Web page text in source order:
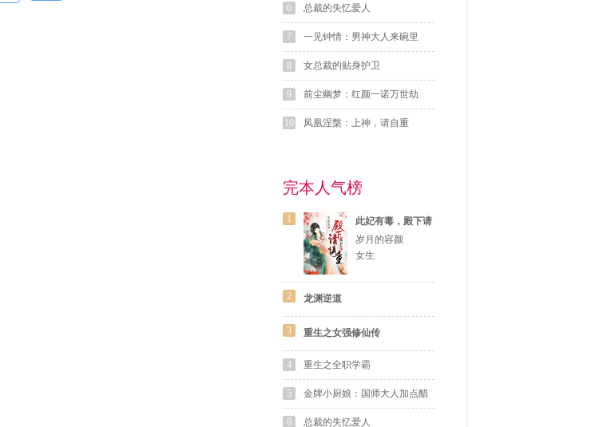
6 总裁的失忆爱人
7 一见钟情：男神大人来碗里
8 女总裁的贴身护卫
9 前尘幽梦：红颜一诺万世劫
10 凤凰涅槃：上神，请自重
完本人气榜
1
此妃有毒，殿下请
慎重
岁月的容颜
女生
2 龙渊逆道
3 重生之女强修仙传
4 重生之全职学霸
5 金牌小厨娘：国师大人加点醋
6 总裁的失忆爱人